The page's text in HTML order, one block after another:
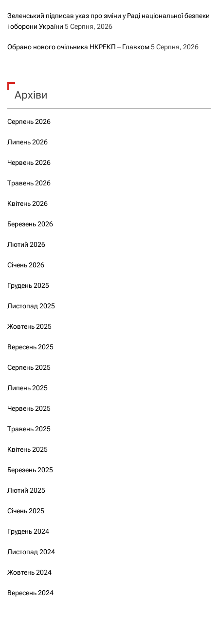
Зеленський підписав указ про зміни у Раді національної безпеки
і оборони України 5 Серпня, 2026
Обрано нового очільника НКРЕКП – Главком5 Серпня, 2026
Архіви
Серпень 2026
Липень 2026
Червень 2026
Травень 2026
Квітень 2026
Березень 2026
Лютий 2026
Січень 2026
Грудень 2025
Листопад 2025
Жовтень 2025
Вересень 2025
Серпень 2025
Липень 2025
Червень 2025
Травень 2025
Квітень 2025
Березень 2025
Лютий 2025
Січень 2025
Грудень 2024
Листопад 2024
Жовтень 2024
Вересень 2024